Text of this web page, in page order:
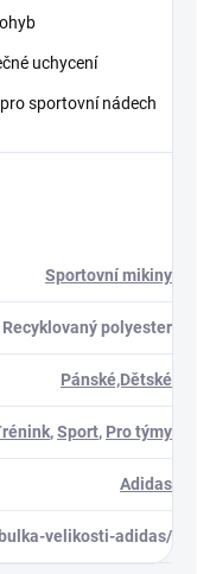
uchycení
sportovní nádech
Sportovní mikiny
Recyklovaný polyester
Pánské,Dětské
,Sport, Pro týmy
Adidas
velikosti-adidas/